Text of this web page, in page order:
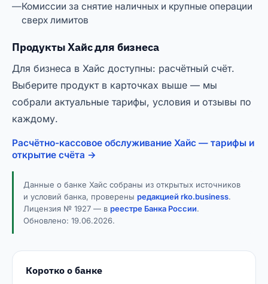
Комиссии за снятие наличных и крупные операции
сверх лимитов
Продукты Хайс для бизнеса
Для бизнеса в Хайс доступны: расчётный счёт.
Выберите продукт в карточках выше — мы
собрали актуальные тарифы, условия и отзывы по
каждому.
Расчётно-кассовое обслуживание Хайс — тарифы и
открытие счёта →
Данные о банке Хайс собраны из открытых источников
и условий банка, проверены редакцией rko.business.
Лицензия № 1927 — в реестре Банка России.
Обновлено: 19.06.2026.
Коротко о банке